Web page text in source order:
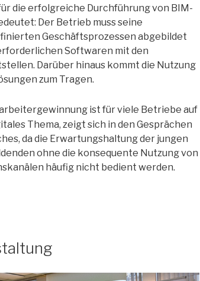
die erfolgreiche Durchführung von BIM-
Der Betrieb muss seine
Geschäftsprozessen abgebildet
Softwaren mit den
Darüber hinaus kommt die Nutzung
zum Tragen.
ist für viele Betriebe auf
Thema, zeigt sich in den Gesprächen
da die Erwartungshaltung der jungen
ohne die konsequente Nutzung von
häufig nicht bedient werden.